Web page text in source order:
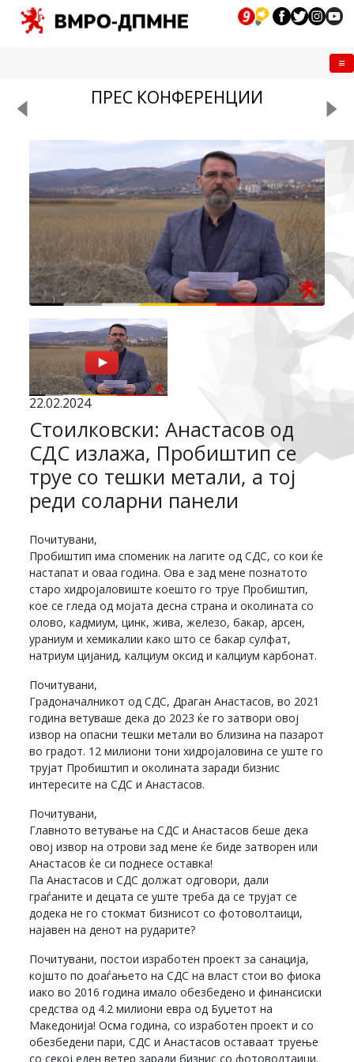
ПРЕС КОНФЕРЕНЦИИ
22.02.2024
Стоилковски: Анастасов од
СДС излажа, Пробиштип се
труе со тешки метали, а тој
реди соларни панели
Почитувани,
Пробиштип има споменик на лагите од СДС, со кои ќе
настапат и оваа година. Ова е зад мене познатото
старо хидројаловиште коешто го труе Пробиштип,
кое се гледа од мојата десна страна и околината со
олово, кадмиум, цинк, жива, железо, бакар, арсен,
ураниум и хемикалии како што се бакар сулфат,
натриум цијанид, калциум оксид и калциум карбонат.
Почитувани,
Градоначалникот од СДС, Драган Анастасов, во 2021
година ветуваше дека до 2023 ќе го затвори овој
извор на опасни тешки метали во близина на пазарот
во градот. 12 милиони тони хидројаловина се уште го
трујат Пробиштип и околината заради бизнис
интересите на СДС и Анастасов.
Почитувани,
Главното ветување на СДС и Анастасов беше дека
овој извор на отрови зад мене ќе биде затворен или
Анастасов ќе си поднесе оставка!
Па Анастасов и СДС должат одговори, дали
граѓаните и децата се уште треба да се трујат се
додека не го стокмат бизнисот со фотоволтаици,
најавен на денот на рударите?
Почитувани, постои изработен проект за санација,
којшто по доаѓањето на СДС на власт стои во фиока
иако во 2016 година имало обезбедено и финансиски
средства од 4.2 милиони евра од Буџетот на
Македонија! Осма година, со изработен проект и со
обезбедени пари, СДС и Анастасов оставаат труење
со секој еден ветер заради бизнис со фотоволтаици.